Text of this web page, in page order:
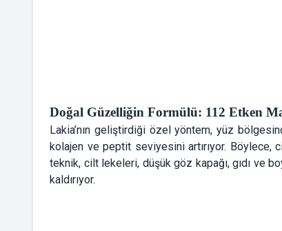
Doğal Güzelliğin Formülü: 112 Etken
Lakia’nın geliştirdiği özel yöntem, yüz
kolajen ve peptit seviyesini artırıyor. Böylece,
teknik, cilt lekeleri, düşük göz kapağı, gıdı ve
kaldırıyor.